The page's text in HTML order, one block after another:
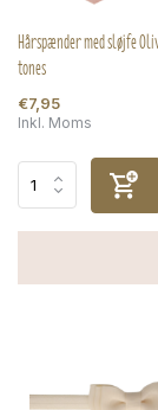
Hårspænder med sløjfe
tones
€7,95
Inkl. Moms